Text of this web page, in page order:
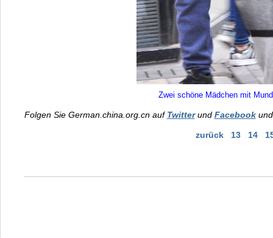
Zwei schöne Mädchen mit
Folgen Sie German.china.org.cn auf Twitterund Facebookund
zurück 13 14